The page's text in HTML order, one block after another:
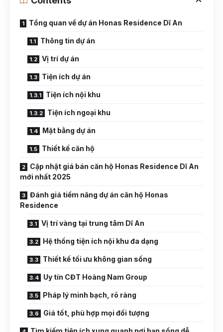
Tổng quan về dự án Honas Residence Dĩ An
Thông tin dự án
Vị trí dự án
Tiện ích dự án
Tiện ích nội khu
Tiện ích ngoại khu
Mặt bằng dự án
Thiết kế căn hộ
Cập nhật giá bán căn hộ Honas Residence Dĩ An
mới nhất 2025
Đánh giá tiềm năng dự án căn hộ Honas
Residence
Vị trí vàng tại trung tâm Dĩ An
Hệ thống tiện ích nội khu đa dạng
Thiết kế tối ưu không gian sống
Uy tín CĐT Hoàng Nam Group
Pháp lý minh bạch, rõ ràng
Giá tốt, phù hợp mọi đối tượng